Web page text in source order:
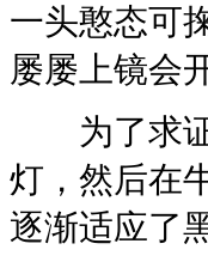
一头憨态可
屡屡上镜会
为了求证
灯，然后在
逐渐适应了